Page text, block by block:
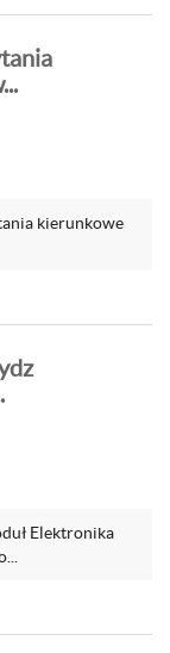
kierunkowe
Elektronika